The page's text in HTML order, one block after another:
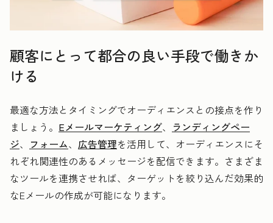
顧客にとって都合の良い手段で働きか
ける
最適な方法とタイミングでオーディエンスとの接点を作り
ましょう。 Eメールマーケティング、 ランディングペー
ジ、 フォーム、 広告管理を活用して、オーディエンスにそ
れぞれ関連性のあるメッセージを配信できます。さまざま
なツールを連携させれば、ターゲットを絞り込んだ効果的
なEメールの作成が可能になります。